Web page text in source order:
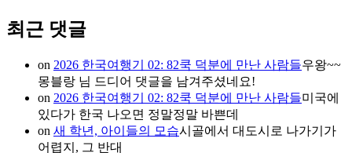
최근 댓글
on 2026 한국여행기 02: 82쿡 덕분에 만난 사람들우왕~~
몽블랑 님 드디어 댓글을 남겨주셨네요!
on 2026 한국여행기 02: 82쿡 덕분에 만난 사람들미국에
있다가 한국 나오면 정말정말 바쁜데
on 새 학년, 아이들의 모습시골에서 대도시로 나가기가
어렵지, 그 반대